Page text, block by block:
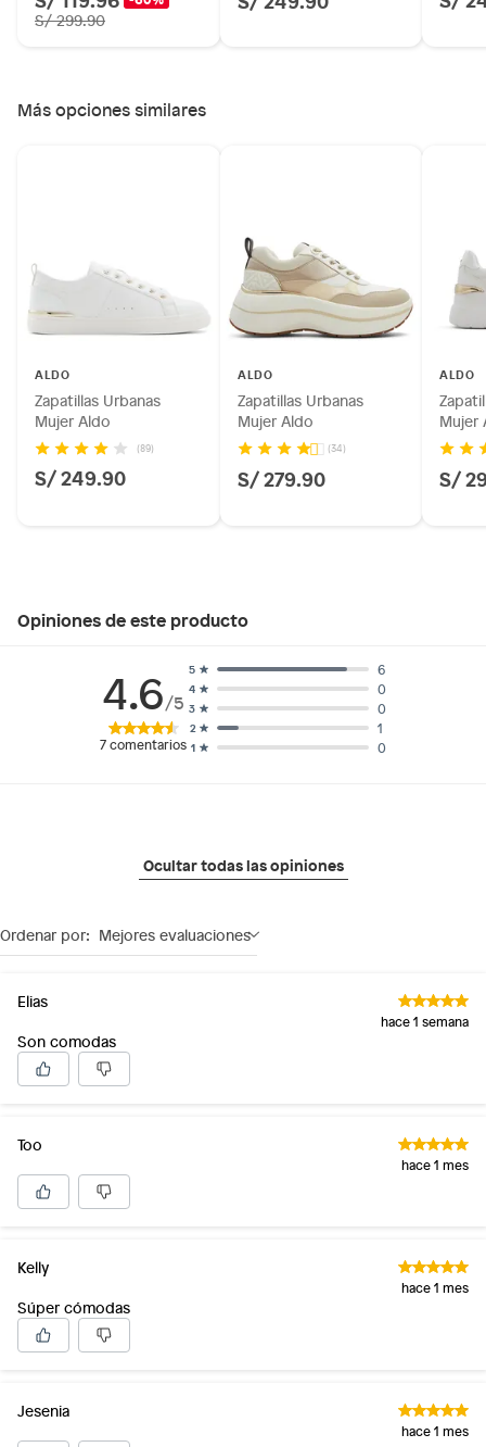
S/ 299.90
Más opciones similares
ALDO
Zapatillas Urbanas
Mujer Aldo
(89)
S/ 249.90
ALDO
Zapatillas Urbanas
Mujer Aldo
(34)
S/ 279.90
ALDO
Mujer
S/
Opiniones de este producto
4.6/5
7comentarios 1 0
2 1
3 0
4 0
5 6
Ocultar todas las opiniones
Ordenar por: Mejores evaluaciones
Elias
hace 1 semana
Son comodas
Too
hace 1 mes
Kelly
hace 1 mes
Súper cómodas
Jesenia
hace 1 mes